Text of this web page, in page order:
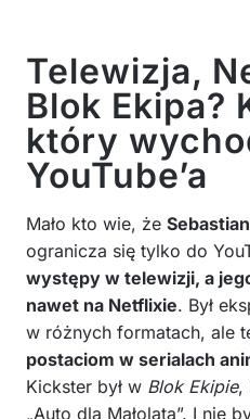
Telewizja,
Blok Ekipa?
który
YouTube’a
Mało kto wie, że
ogranicza się tylko do
występy w telewizji, a
nawet na Netflixie. Był
w różnych formatach, ale
postaciom w serialach
Kickster był w Blok Ekipie,
„Auto dla Małolata”. I nie